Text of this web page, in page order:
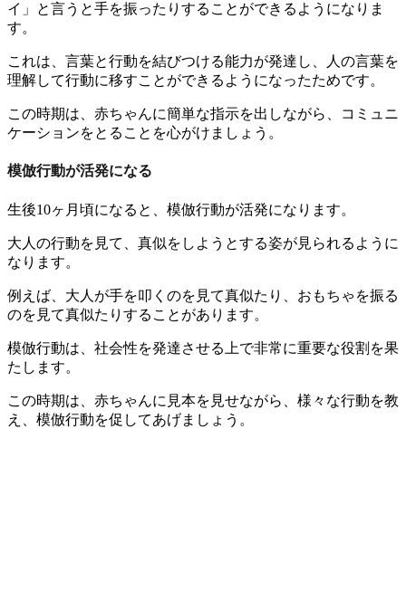
イ」と言うと手を振ったりすることができるようになりま
す。
これは、言葉と行動を結びつける能力が発達し、人の言葉を
理解して行動に移すことができるようになったためです。
この時期は、赤ちゃんに簡単な指示を出しながら、コミュニ
ケーションをとることを心がけましょう。
模倣行動が活発になる
生後10ヶ月頃になると、模倣行動が活発になります。
大人の行動を見て、真似をしようとする姿が見られるように
なります。
例えば、大人が手を叩くのを見て真似たり、おもちゃを振る
のを見て真似たりすることがあります。
模倣行動は、社会性を発達させる上で非常に重要な役割を果
たします。
この時期は、赤ちゃんに見本を見せながら、様々な行動を教
え、模倣行動を促してあげましょう。